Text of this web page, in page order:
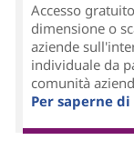
Accesso
dimensione o
aziende
individuale da
comunità
Per saperne di